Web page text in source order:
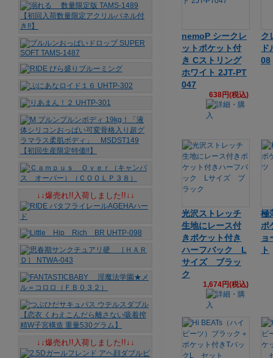
nemoP シークレ
ットポケット付
き Cストリング
ホワイト 2JT-PT
047
638円(税込)
ク
08
光沢ストレッチ
生地にレース付
きポケット付き
ハーフバック L
サイズ ブラッ
ク
1,674円(税込)
極
ポ
ト
↓↓爆売れ!!入荷しました!!↓↓
↓↓爆売れ!!入荷しました!!↓↓